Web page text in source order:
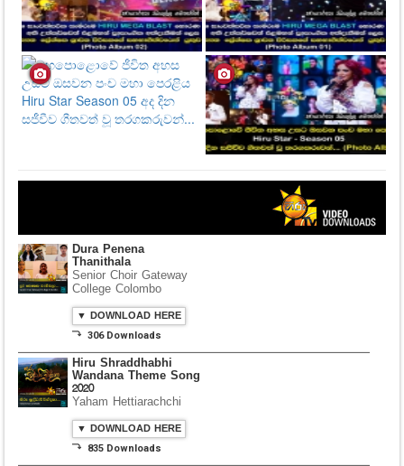
⤵ 306 Downloads
Hiru Shraddhabhi
Wandana Theme Song
2020
▼ DOWNLOAD HERE
Dawasak Thiyewi
Rana with AURA
⤵ 586 Downloads